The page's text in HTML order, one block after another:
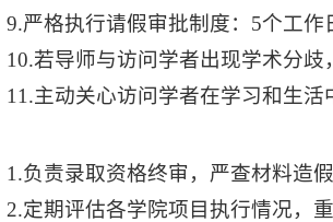
9.严格执行请假审批制度： 5个工作
10.若导师与访问学者出现学术分
11.主动关心访问学者在学习和生活
1.负责录取资格终审，严查材料造假
2.定期评估各学院项目执行情况，